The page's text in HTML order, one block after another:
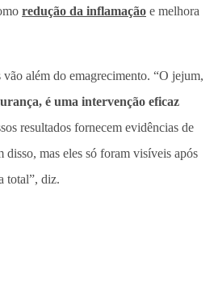
redução da inflamação e melhora
além do emagrecimento. “O jejum,
é uma intervenção eficaz
resultados fornecem evidências de
disso, mas eles só foram visíveis após
total”, diz.